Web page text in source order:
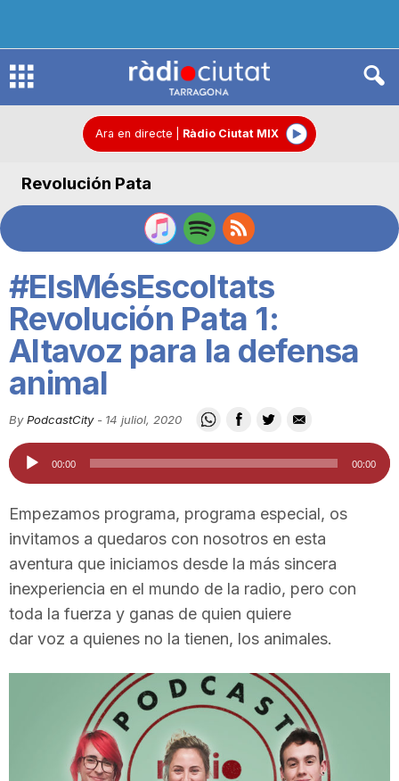
R
d
C
i
t
a
Ara en directe Ràdio Ciutat MIX
Revolución Pata
#ElsMésEscoltats
Revolución Pata 1:
Altavoz para la defensa
animal
By PodcastCity- 14 juliol, 2020
Reproductor
d'àudio
00:00 00:00
Empezamos programa, programa especial, os
invitamos a quedaros con nosotros en esta
aventura que iniciamos desde la más sincera
inexperiencia en el mundo de la radio, pero con
toda la fuerza y ganas de quien quiere
dar voz a quienes no la tienen, los animales.